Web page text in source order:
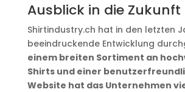
Ausblick in die Zukunft
Shirtindustry.ch hat in den letzten
beeindruckende Entwicklung
einem breiten Sortiment an
Shirts und einer
Website hat das Unternehmen